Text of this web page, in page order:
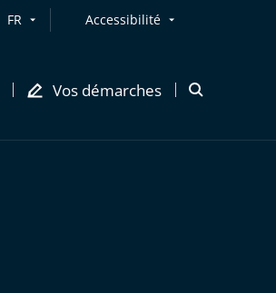
FR Accessibilité
Vos démarches
Ouvrir